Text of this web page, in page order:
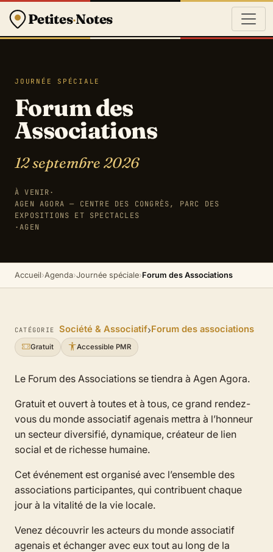
Petites·Notes
JOURNÉE SPÉCIALE
Forum des
Associations
12 septembre 2026
À VENIR·
AGEN AGORA — CENTRE DES CONGRÈS, PARC DES
EXPOSITIONS ET SPECTACLES
·AGEN
Accueil›Agenda›Journée spéciale›Forum des Associations
CATÉGORIE Société & Associatif›Forum des associations
Gratuit Accessible PMR
Le Forum des Associations se tiendra à Agen Agora.
Gratuit et ouvert à toutes et à tous, ce grand rendez-
vous du monde associatif agenais mettra à l’honneur
un secteur diversifié, dynamique, créateur de lien
social et de richesse humaine.
Cet événement est organisé avec l’ensemble des
associations participantes, qui contribuent chaque
jour à la vitalité de la vie locale.
Venez découvrir les acteurs du monde associatif
agenais et échanger avec eux tout au long de la